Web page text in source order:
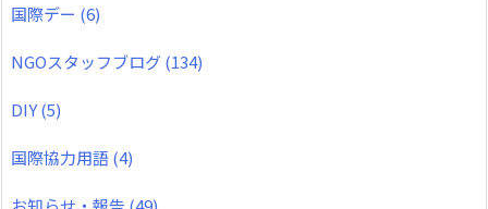
国際デー (6)
NGOスタッフブログ(134)
DIY(5)
国際協力用語(4)